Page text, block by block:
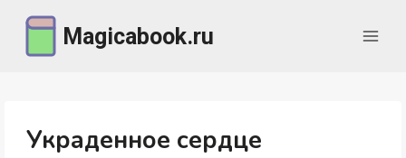
содержимому
Magicabook.ru
Украденное сердце